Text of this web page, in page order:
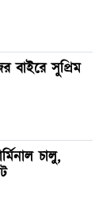
বাইরে সুপ্রিম
চালু,